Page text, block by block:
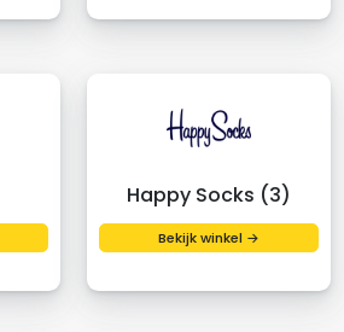
Happy Socks (3)
Bekijk winkel →